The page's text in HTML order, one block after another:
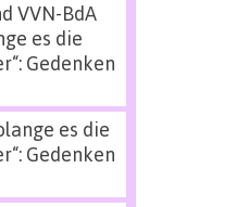
VVN-BdA
es die
Gedenken
es die
Gedenken